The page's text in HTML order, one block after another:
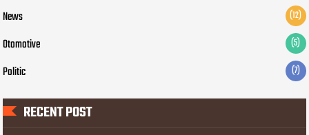
News (12)
Otomotive (5)
Politic (7)
RECENT POST